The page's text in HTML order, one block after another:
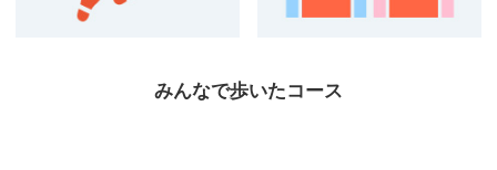
みんなで歩いたコース